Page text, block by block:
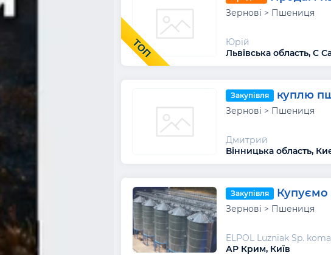
ТОП
Зернові > Пшениця
Юрій
Львівська область, С
Закупівля куплю
Зернові > Пшениця
Дмитрий
Вінницька область,
Закупівля Купуємо
Зернові > Пшениця
ELPOL Luzniak Sp.
АР Крим, Київ